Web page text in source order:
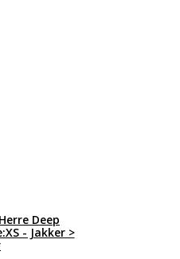
Deep
- Jakker >